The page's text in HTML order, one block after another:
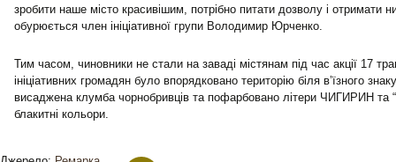
зробити наше місто красивішим, потрібно питати дозволу і отримати
обурюється член ініціативної групи Володимир Юрченко.
Тим часом, чиновники не стали на заваді містянам під час акції 17
ініціативних громадян було впорядковано територію біля в’їзного
висаджена клумба чорнобривців та пофарбовано літери ЧИГИРИН та
блакитні кольори.